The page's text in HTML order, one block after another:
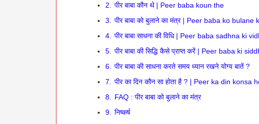
2.
पीर बाबा कौन थे | Peer baba koun the
3.
पीर बाबा को बुलाने का मंत्र | Peer baba ko bulane
4.
पीर बाबा साधना की विधि | Peer baba sadhna ki
5.
पीर बाबा की सिद्धि कैसे प्राप्त करें | Peer baba ki
6.
पीर बाबा की साधना करते समय ध्यान रखने योग्य बातें ?
7.
पीर का दिन कौन सा होता है ? | Peer ka din konsa
8.
FAQ : पीर बाबा को बुलाने का मंत्र
9.
निष्कर्ष